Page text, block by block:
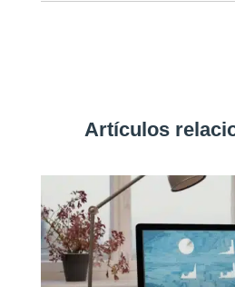
Artículos